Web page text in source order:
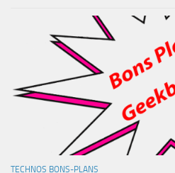
TECHNOS BONS-PLANS